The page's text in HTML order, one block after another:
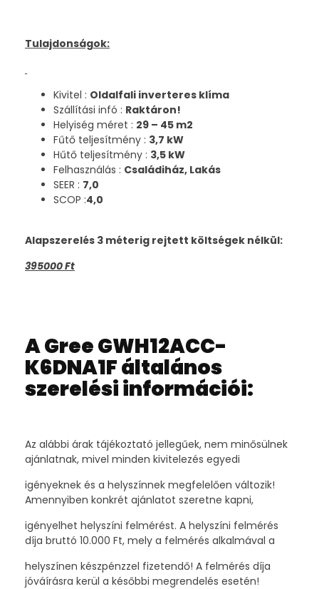
Tulajdonságok:
Kivitel : Oldalfali inverteres klíma
Szállítási infó : Raktáron!
Helyiség méret : 29 – 45 m2
Fűtő teljesítmény : 3,7 kW
Hűtő teljesítmény : 3,5 kW
Felhasználás : Családiház, Lakás
SEER : 7,0
SCOP :4,0
Alapszerelés 3 méterig rejtett költségek nélkül:
395000 Ft
A Gree GWH12ACC-
K6DNA1F általános
szerelési információi:
Az alábbi árak tájékoztató jellegűek, nem minősülnek
ajánlatnak, mivel minden kivitelezés egyedi
igényeknek és a helyszínnek megfelelően változik!
Amennyiben konkrét ajánlatot szeretne kapni,
igényelhet helyszíni felmérést. A helyszíni felmérés
díja bruttó 10.000 Ft, mely a felmérés alkalmával a
helyszínen készpénzzel fizetendő! A felmérés díja
jóváírásra kerül a későbbi megrendelés esetén!